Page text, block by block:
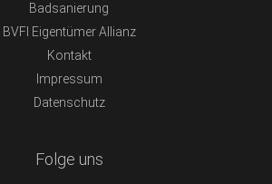
Badsanierung
BVFI Eigentümer Allianz
Kontakt
Impressum
Datenschutz
Folge uns